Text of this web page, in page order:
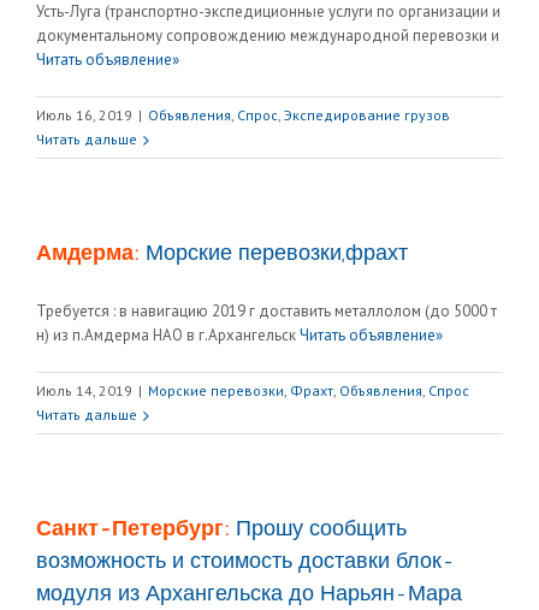
Усть-Луга (транспортно-экспедиционные услуги по организации и
документальному сопровождению международной перевозки и
Читать объявление»
Июль 16, 2019 | Объявления, Спрос, Экспедирование грузов
Читать дальше
Амдерма: Морские перевозки,фрахт
Требуется : в навигацию 2019 г доставить металлолом (до 5000 т
н) из п.Амдерма НАО в г.АрхангельскЧитать объявление»
Июль 14, 2019 | Морские перевозки, Фрахт, Объявления, Спрос
Читать дальше
Санкт-Петербург: Прошу сообщить
возможность и стоимость доставки блок-
модуля из Архангельска до Нарьян-Мара